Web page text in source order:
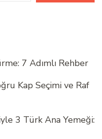
7 Adımlı Rehber
Kap Seçimi ve Raf
3 Türk Ana Yemeği: